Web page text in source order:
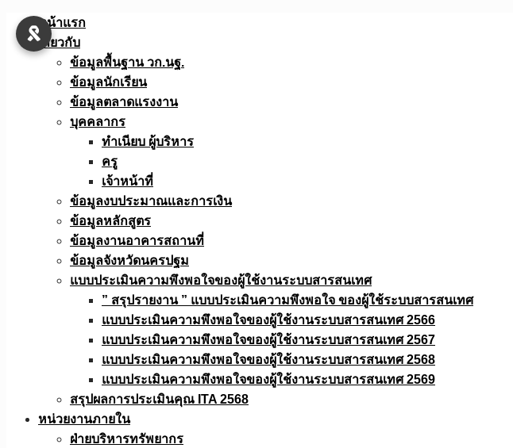
Skip
หน้าแรก
เกี่ยวกับ
ข้อมูลพื้นฐาน วก.นฐ.
ข้อมูลนักเรียน
ข้อมูลตลาดแรงงาน
บุคคลากร
ทำเนียบ ผู้บริหาร
ครู
เจ้าหน้าที่
ข้อมูลงบประมาณเเละการเงิน
ข้อมูลหลักสูตร
ข้อมูลงานอาคารสถานที่
ข้อมูลจังหวัดนครปฐม
แบบประเมินความพึงพอใจของผู้ใช้งานระบบสารสนเทศ
” สรุปรายงาน ” แบบประเมินความพึงพอใจ ของผู้ใช้ระบบสารสนเทศ
แบบประเมินความพึงพอใจของผู้ใช้งานระบบสารสนเทศ 2566
แบบประเมินความพึงพอใจของผู้ใช้งานระบบสารสนเทศ 2567
แบบประเมินความพึงพอใจของผู้ใช้งานระบบสารสนเทศ 2568
แบบประเมินความพึงพอใจของผู้ใช้งานระบบสารสนเทศ 2569
สรุปผลการประเมินคุณ ITA 2568
หน่วยงานภายใน
ฝ่ายบริหารทรัพยากร